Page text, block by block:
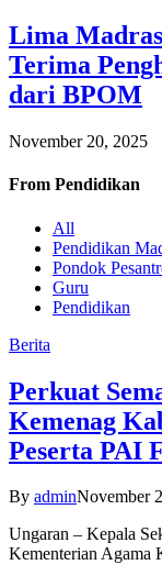
Lima
Terima
dari BPOM
November 20, 2025
From Pendidikan
All
Pendidikan
Pondok
Guru
Pendidikan
Berita
Perkuat
Kemenag
Peserta PAI
By adminNovember
Ungaran – Kepala
Kementerian Agama